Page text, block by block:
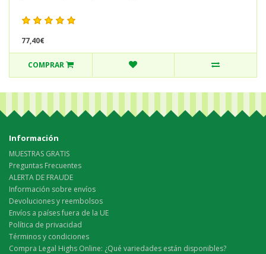
77,40€
COMPRAR
Información
MUESTRAS GRATIS
Preguntas Frecuentes
ALERTA DE FRAUDE
Información sobre envíos
Devoluciones y reembolsos
Envíos a países fuera de la UE
Política de privacidad
Términos y condiciones
Compra Legal Highs Online: ¿Qué variedades están disponibles?